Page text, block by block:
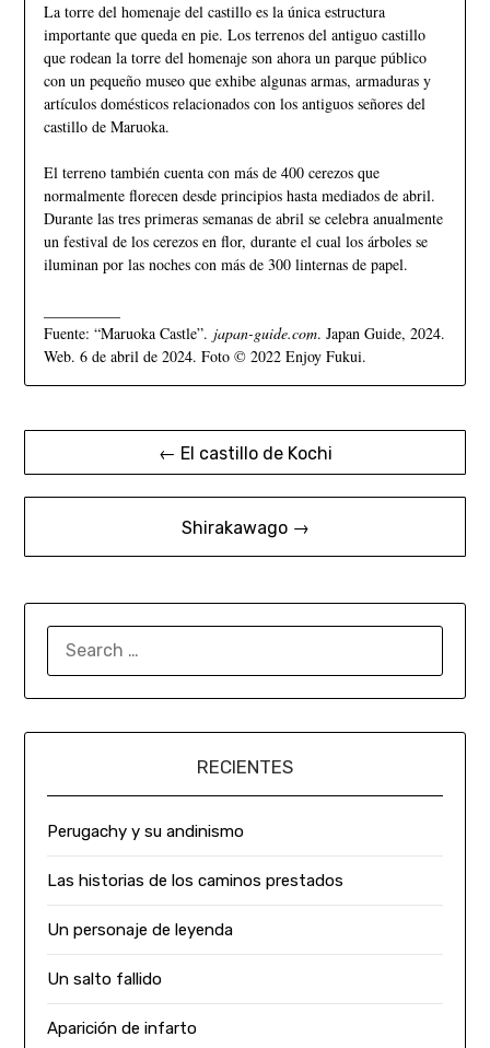
La torre del homenaje del castillo es la única estructura
importante que queda en pie. Los terrenos del antiguo castillo
que rodean la torre del homenaje son ahora un parque público
con un pequeño museo que exhibe algunas armas, armaduras y
artículos domésticos relacionados con los antiguos señores del
castillo de Maruoka.
El terreno también cuenta con más de 400 cerezos que
normalmente florecen desde principios hasta mediados de abril.
Durante las tres primeras semanas de abril se celebra anualmente
un festival de los cerezos en flor, durante el cual los árboles se
iluminan por las noches con más de 300 linternas de papel.
Fuente: “Maruoka Castle”. japan-guide.com. Japan Guide, 2024.
Web. 6 de abril de 2024. Foto © 2022 Enjoy Fukui.
← El castillo de Kochi
Shirakawago →
RECIENTES
Perugachy y su andinismo
Las historias de los caminos prestados
Un personaje de leyenda
Un salto fallido
Aparición de infarto